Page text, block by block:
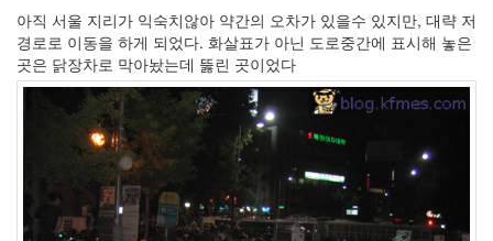
아직 서울 지리가 익숙치않아 약간의 오차가 있을수 있지만, 대략 저
경로로 이동을 하게 되었다. 화살표가 아닌 도로중간에 표시해 놓은
곳은 닭장차로 막아놨는데 뚫린 곳이었다